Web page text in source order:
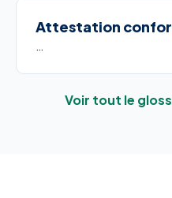
Attestation
Voir tout le